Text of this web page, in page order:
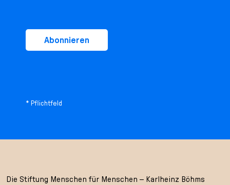
Abonnieren
* Pflichtfeld
Die Stiftung Menschen für Menschen – Karlheinz Böhms